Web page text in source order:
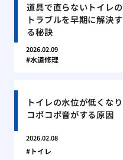
道具で直らないトイレの
トラブルを早期に解決す
る秘訣
2026.02.09
水道修理
トイレの水位が低くなり
コポコポ音がする原因
2026.02.08
トイレ